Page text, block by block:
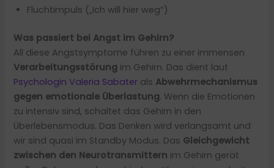
Fluchtimpuls („Ich will hier weg“)
Was passiert bei Angst im Gehirn?
All diese Angstsymptome führen zu einer immensen
Verarbeitungsstörung im Gehirn. Das dient laut
Psychologin Valeria Sabater als Abwehrmechanismus
gegen emotionale Überlastung. Wenn die Emotionen
zu intensiv sind, schaltet das Gehirn in den
Überlebensmodus. Das Denken wird verlangsamt und
wir sind quasi im Standby Modus. Das Gleichgewicht
zwischen den Neurotransmittern im Gehirn gerät